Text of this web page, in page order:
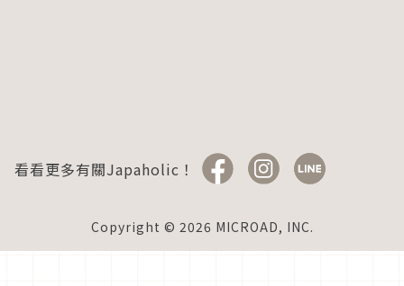
看看更多有關Japaholic！
Copyright © 2026 MICROAD, INC.